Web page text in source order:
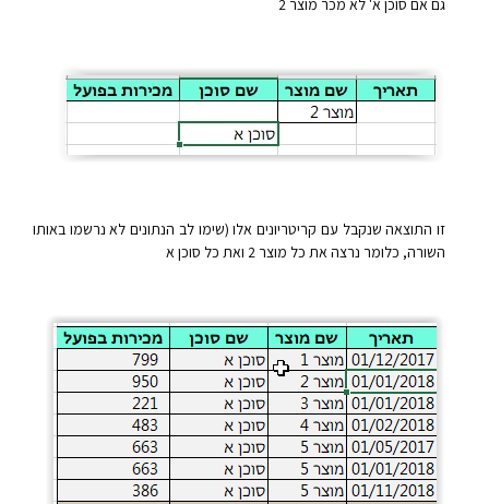
גם אם סוכן א' לא מכר מוצר 2
זו התוצאה שנקבל עם קריטריונים אלו (שימו לב הנתונים לא נרשמו באותו
השורה, כלומר נרצה את כל מוצר 2 ואת כל סוכן א